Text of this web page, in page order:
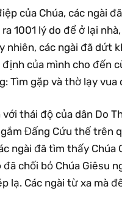
của Chúa, các ngài
1001 lý do để ở lại
nhiên, các ngài đã dứt
của mình cho đến
Tìm gặp và thờ lạy vua
thái độ của dân Do
Đấng Cứu thế trên
ngài đã tìm thấy Chúa
chối bỏ Chúa Giêsu
lạ. Các ngài từ xa mà